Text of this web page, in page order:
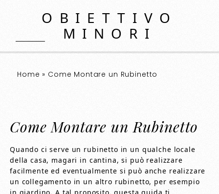
OBIETTIVO
MINORI
Home » Come Montare un Rubinetto
Come Montare un Rubinetto
Quando ci serve un rubinetto in un qualche locale
della casa, magari in cantina, si può realizzare
facilmente ed eventualmente si può anche realizzare
un collegamento in un altro rubinetto, per esempio